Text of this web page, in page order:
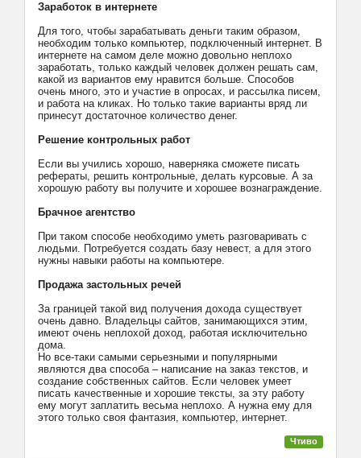
Заработок в интернете
Для того, чтобы зарабатывать деньги таким образом,
необходим только компьютер, подключенный интернет. В
интернете на самом деле можно довольно неплохо
заработать, только каждый человек должен решать сам,
какой из вариантов ему нравится больше. Способов
очень много, это и участие в опросах, и рассылка писем,
и работа на кликах. Но только такие варианты вряд ли
принесут достаточное количество денег.
Решение контрольных работ
Если вы учились хорошо, наверняка сможете писать
рефераты, решить контрольные, делать курсовые. А за
хорошую работу вы получите и хорошее вознаграждение.
Брачное агентство
При таком способе необходимо уметь разговаривать с
людьми. Потребуется создать базу невест, а для этого
нужны навыки работы на компьютере.
Продажа застольных речей
За границей такой вид получения дохода существует
очень давно. Владельцы сайтов, занимающихся этим,
имеют очень неплохой доход, работая исключительно
дома.
Но все-таки самыми серьезными и популярными
являются два способа – написание на заказ текстов, и
создание собственных сайтов. Если человек умеет
писать качественные и хорошие тексты, за эту работу
ему могут заплатить весьма неплохо. А нужна ему для
этого только своя фантазия, компьютер, интернет.
Чтиво